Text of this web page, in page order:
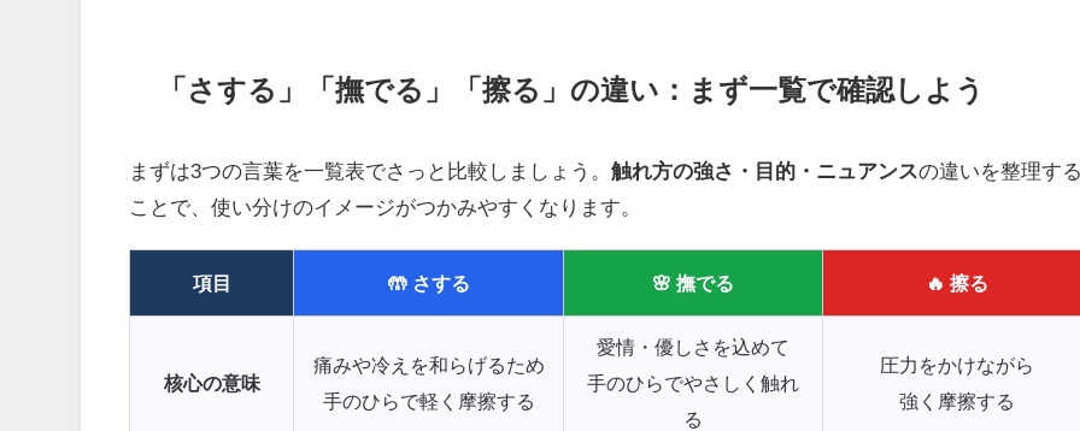
「さする」「撫でる」「擦る」の違い：まず一覧で確認しよう
まずは3つの言葉を一覧表でさっと比較しましょう。触れ方の強さ・目的・ニュアンスの違いを整理す
ことで、使い分けのイメージがつかみやすくなります。
項目 🤲 さする 🌸 撫でる 🔥 擦る
核心の意味
痛みや冷えを和らげるため
手のひらで軽く摩擦する
愛情・優しさを込めて
手のひらでやさしく触れ
る
圧力をかけながら
強く摩擦する